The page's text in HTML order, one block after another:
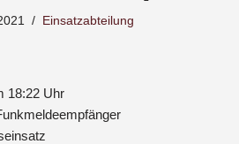
Einsatzabteilung
18:22 Uhr